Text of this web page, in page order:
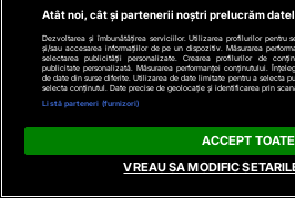
Atât noi, cât și partenerii noștri prelucrăm
Dezvoltarea și îmbunătățirea serviciilor. Utilizarea profilurilor pentru
și/sau accesarea informațiilor de pe un dispozitiv. Măsurarea
selectarea publicității personalizate. Crearea profilurilor de
publicitate personalizată. Măsurarea performanței conținutului.
de date din surse diferite. Utilizarea de date limitate pentru a selecta
selecta conținutul. Date precise de geolocație și identificarea prin
Listă parteneri (furnizori)
ACCEPT TOATE
VREAU SA MODIFIC